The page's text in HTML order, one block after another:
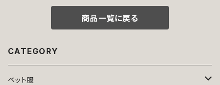
汚れ防止 返品交換不可
服 犬洋服 犬の洋服 洋服 おしゃ
可
商品一覧に戻る
CATEGORY
ペット服